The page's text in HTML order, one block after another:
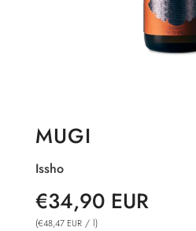
MUGI
Issho
Sonderpreis
Normaler
Preis
€34,90 EUR
(€48,47 EUR / l)